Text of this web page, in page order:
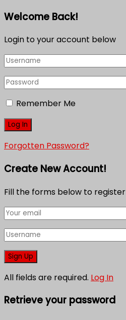
Welcome Back!
Login to your account below
Remember Me
Forgotten Password?
Create New Account!
Fill the forms below to register
All fields are required. Log In
Retrieve your password